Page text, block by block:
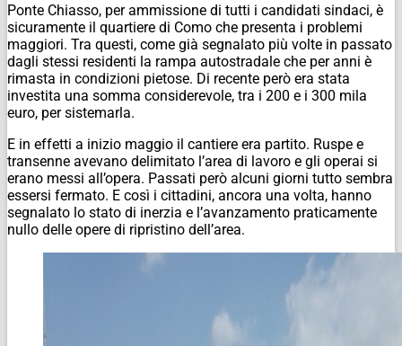
Ponte Chiasso, per ammissione di tutti i candidati sindaci, è
sicuramente il quartiere di Como che presenta i problemi
maggiori. Tra questi, come già segnalato più volte in passato
dagli stessi residenti la rampa autostradale che per anni è
rimasta in condizioni pietose. Di recente però era stata
investita una somma considerevole, tra i 200 e i 300 mila
euro, per sistemarla.
E in effetti a inizio maggio il cantiere era partito. Ruspe e
transenne avevano delimitato l’area di lavoro e gli operai si
erano messi all’opera. Passati però alcuni giorni tutto sembra
essersi fermato. E così i cittadini, ancora una volta, hanno
segnalato lo stato di inerzia e l’avanzamento praticamente
nullo delle opere di ripristino dell’area.